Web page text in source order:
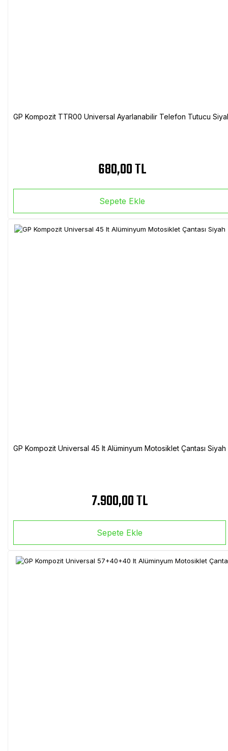
GP Kompozit TTR00 Universal Ayarlanabilir Telefon Tutucu
680,00 TL
Sepete Ekle
GP Kompozit Universal 45 lt Alüminyum Motosiklet Çantası Siyah
7.900,00 TL
Sepete Ekle